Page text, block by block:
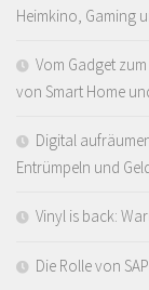
Heimkino, Gaming
Vom Gadget
von Smart Home
Digital
Entrümpeln und
Vinyl is back:
Die Rolle von